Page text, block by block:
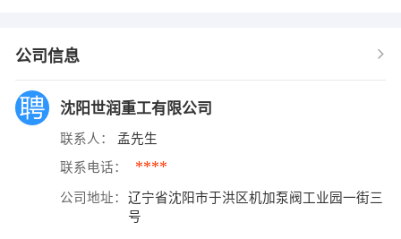
公司信息
沈阳世润重工有限公司
联系人： 孟先生
联系电话： ****
公司地址：
辽宁省沈阳市于洪区机加泵阀工业园一街三
号